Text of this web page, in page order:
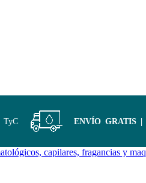
ENVÍO GRATIS |